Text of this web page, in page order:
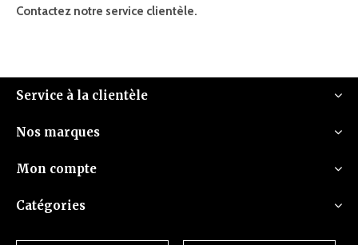
Contactez notre service clientèle.
Service à la clientèle
Nos marques
Mon compte
Catégories